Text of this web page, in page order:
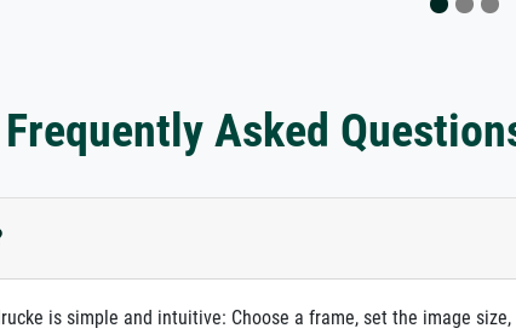
Frequently Asked
is simple and intuitive: Choose a frame, set the image